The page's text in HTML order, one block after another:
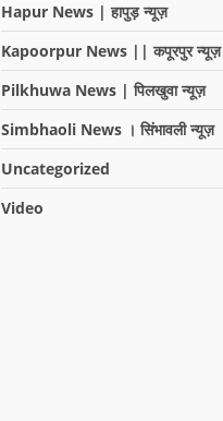
Hapur News | हापुड़ न्यूज़
Kapoorpur News || कपूरपुर न्यूज़
Pilkhuwa News | पिलखुवा न्यूज़
Simbhaoli News । सिंभावली न्यूज़
Uncategorized
Video